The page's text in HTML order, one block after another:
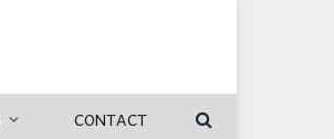
CONTACT